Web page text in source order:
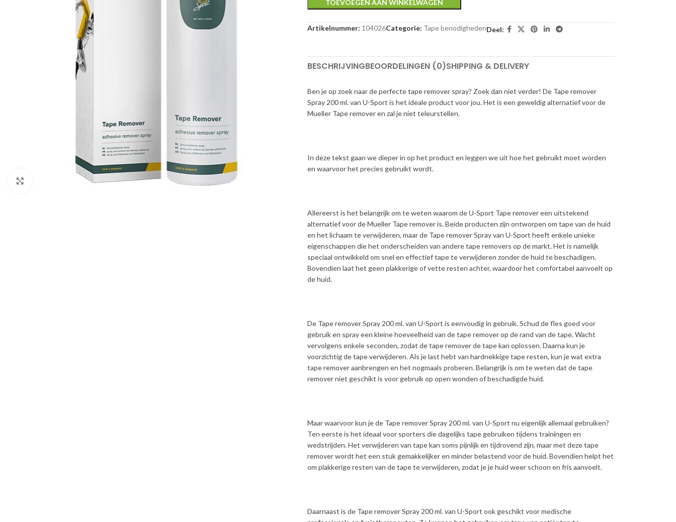
Klik om te vergroten
TOEVOEGEN AAN WINKELWAGEN
Artikelnummer: 104026Categorie: Tape benodighedenDeel:
BESCHRIJVINGBEOORDELINGEN (0)SHIPPING & DELIVERY
Ben je op zoek naar de perfecte tape remover spray? Zoek dan niet verder! De Tape remover
Spray 200 ml. van U-Sport is het ideale product voor jou. Het is een geweldig alternatief voor de
Mueller Tape remover en zal je niet teleurstellen.
In deze tekst gaan we dieper in op het product en leggen we uit hoe het gebruikt moet worden
en waarvoor het precies gebruikt wordt.
Allereerst is het belangrijk om te weten waarom de U-Sport Tape remover een uitstekend
alternatief voor de Mueller Tape remover is. Beide producten zijn ontworpen om tape van de huid
en het lichaam te verwijderen, maar de Tape remover Spray van U-Sport heeft enkele unieke
eigenschappen die het onderscheiden van andere tape removers op de markt. Het is namelijk
speciaal ontwikkeld om snel en effectief tape te verwijderen zonder de huid te beschadigen.
Bovendien laat het geen plakkerige of vette resten achter, waardoor het comfortabel aanvoelt op
de huid.
De Tape remover Spray 200 ml. van U-Sport is eenvoudig in gebruik. Schud de fles goed voor
gebruik en spray een kleine hoeveelheid van de tape remover op de rand van de tape. Wacht
vervolgens enkele seconden, zodat de tape remover de tape kan oplossen. Daarna kun je
voorzichtig de tape verwijderen. Als je last hebt van hardnekkige tape resten, kun je wat extra
tape remover aanbrengen en het nogmaals proberen. Belangrijk is om te weten dat de tape
remover niet geschikt is voor gebruik op open wonden of beschadigde huid.
Maar waarvoor kun je de Tape remover Spray 200 ml. van U-Sport nu eigenlijk allemaal gebruiken?
Ten eerste is het ideaal voor sporters die dagelijks tape gebruiken tijdens trainingen en
wedstrijden. Het verwijderen van tape kan soms pijnlijk en tijdrovend zijn, maar met deze tape
remover wordt het een stuk gemakkelijker en minder belastend voor de huid. Bovendien helpt het
om plakkerige resten van de tape te verwijderen, zodat je je huid weer schoon en fris aanvoelt.
Daarnaast is de Tape remover Spray 200 ml. van U-Sport ook geschikt voor medische